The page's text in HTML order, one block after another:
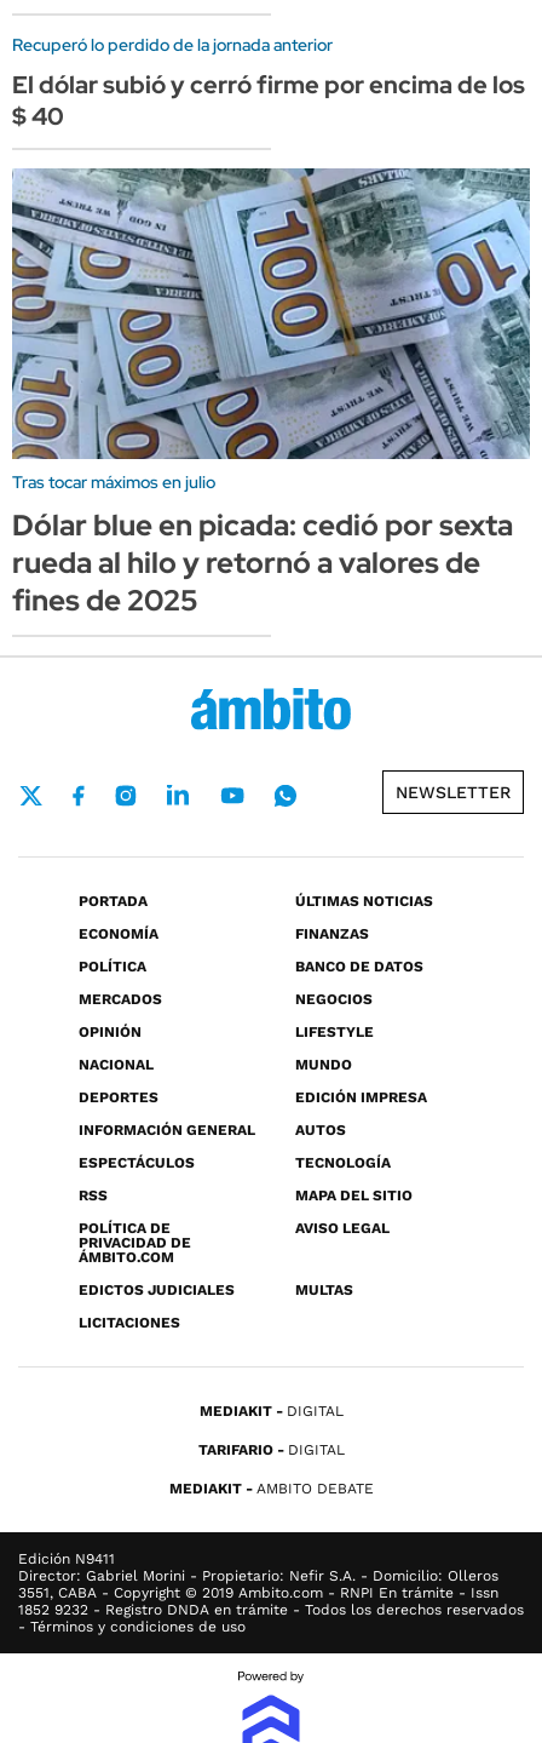
Recuperó lo perdido de la jornada anterior
El dólar subió y cerró firme por encima de los
$ 40
Tras tocar máximos en julio
Dólar blue en picada: cedió por sexta
rueda al hilo y retornó a valores de
fines de 2025
NEWSLETTER
PORTADA
ÚLTIMAS NOTICIAS
ECONOMÍA
FINANZAS
POLÍTICA
BANCO DE DATOS
MERCADOS
NEGOCIOS
OPINIÓN
LIFESTYLE
NACIONAL
MUNDO
DEPORTES
EDICIÓN IMPRESA
INFORMACIÓN GENERAL
AUTOS
ESPECTÁCULOS
TECNOLOGÍA
RSS
MAPA DEL SITIO
POLÍTICA DE
PRIVACIDAD DE
ÁMBITO.COM
AVISO LEGAL
EDICTOS JUDICIALES
MULTAS
LICITACIONES
MEDIAKIT DIGITAL
TARIFARIO DIGITAL
MEDIAKIT AMBITO DEBATE
Edición N9411
Director: Gabriel Morini - Propietario: Nefir S.A. - Domicilio: Olleros
3551, CABA - Copyright © 2019 Ambito.com - RNPI En trámite - Issn
1852 9232 - Registro DNDA en trámite - Todos los derechos reservados
- Términos y condiciones de uso